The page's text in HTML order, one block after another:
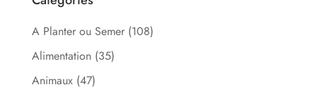
A Planter ou Semer (108)
Alimentation (35)
Animaux (47)